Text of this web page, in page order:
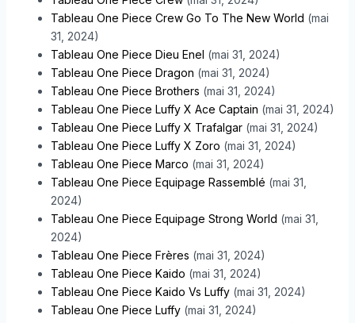
Tableau One Piece Crew Go To The New World (mai
31, 2024)
Tableau One Piece Dieu Enel (mai 31, 2024)
Tableau One Piece Dragon (mai 31, 2024)
Tableau One Piece Brothers (mai 31, 2024)
Tableau One Piece Luffy X Ace Captain (mai 31, 2024)
Tableau One Piece Luffy X Trafalgar (mai 31, 2024)
Tableau One Piece Luffy X Zoro (mai 31, 2024)
Tableau One Piece Marco (mai 31, 2024)
Tableau One Piece Equipage Rassemblé (mai 31,
2024)
Tableau One Piece Equipage Strong World (mai 31,
2024)
Tableau One Piece Frères (mai 31, 2024)
Tableau One Piece Kaido (mai 31, 2024)
Tableau One Piece Kaido Vs Luffy (mai 31, 2024)
Tableau One Piece Luffy (mai 31, 2024)